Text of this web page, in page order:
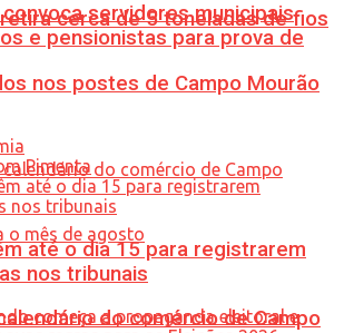
cerca de 5 toneladas de fios
nos postes de Campo Mourão
do comércio de Campo
servidores municipais
e pensionistas para prova de
Pimenta
até o dia 15 para registrarem
nos tribunais